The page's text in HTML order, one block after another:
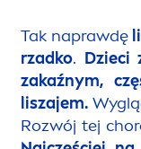
Tak naprawdę
rzadko. Dzieci
zakaźnym,
liszajem.
Rozwój tej